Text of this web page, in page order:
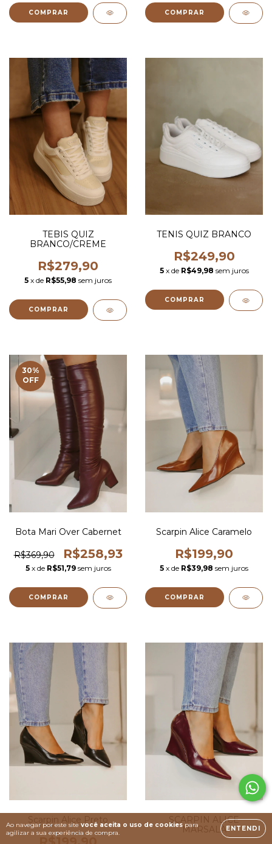
Ao navegar por este site você aceita o uso de cookiespara
agilizar a sua experiência de compra.
ENTENDI
COMPRAR COMPRAR
TEBIS QUIZ
BRANCO/CREME
R$279,90
5 x de R$55,98 sem juros
COMPRAR
TENIS QUIZ BRANCO
R$249,90
5 x de R$49,98 sem juros
COMPRAR
30%
OFF
Bota Mari Over Cabernet
R$369,90 R$258,93
5 x de R$51,79 sem juros
COMPRAR
Scarpin Alice Caramelo
R$199,90
5 x de R$39,98 sem juros
COMPRAR
Scarpin Alice Preto
SCARPIN ALICE
MARSALA